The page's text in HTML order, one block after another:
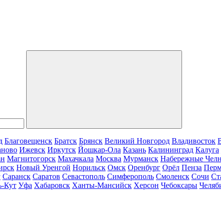
Благовещенск Братск Брянск Великий Новгород Владивосток
Ижевск Иркутск Йошкар-Ола Казань Калининград Калуга
Магнитогорск Махачкала Москва Мурманск Набережные
Новый Уренгой Норильск Омск Оренбург Орёл Пенза
Саранск Саратов Севастополь Симферополь Смоленск Сочи
Кут Уфа Хабаровск Ханты-Мансийск Херсон Чебоксары